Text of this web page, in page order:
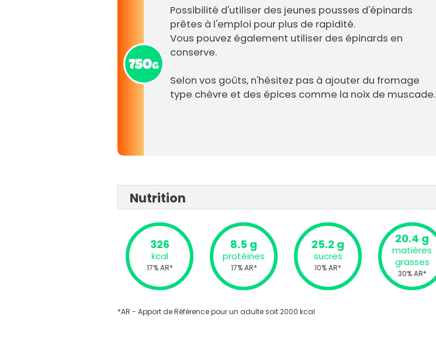
Possibilité d'utiliser des jeunes pousses d'épinards
prêtes à l'emploi pour plus de rapidité.
Vous pouvez également utiliser des épinards en
conserve.
Selon vos goûts, n'hésitez pas à ajouter du fromage
type chèvre et des épices comme la noix de muscade.
Nutrition
326
kcal
17% AR*
8.5 g
protéines
17% AR*
25.2 g
sucres
10% AR*
20.4 g
matières
grasses
30% AR*
*AR - Apport de Référence pour un adulte soit 2000 kcal